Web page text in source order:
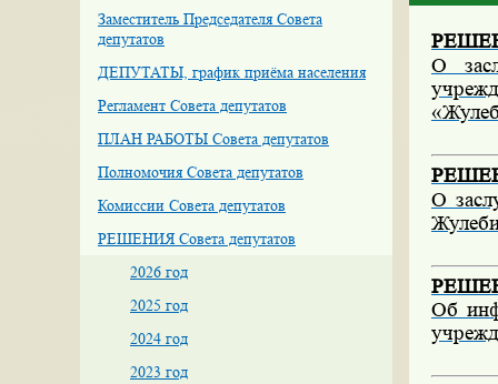
Заместитель Председателя Совета
депутатов
ДЕПУТАТЫ, график приёма населения
Регламент Совета депутатов
ПЛАН РАБОТЫ Совета депутатов
Полномочия Совета депутатов
Комиссии Совета депутатов
РЕШЕНИЯ Совета депутатов
2026 год
2025 год
2024 год
2023 год
О
О
Об